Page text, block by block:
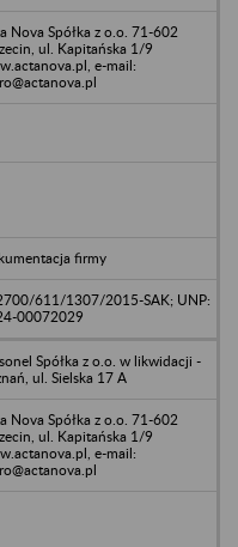
Nova Spółka z o.o. 71-602
ul. Kapitańska 1/9
e-mail:
firmy
611/1307/2015-SAK; UNP:
00072029
Spółka z o.o. w likwidacji -
ul. Sielska 17 A
Nova Spółka z o.o. 71-602
ul. Kapitańska 1/9
e-mail: